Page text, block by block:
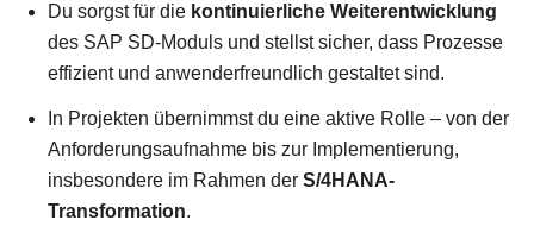
Du sorgst für die kontinuierliche Weiterentwicklung
des SAP SD-Moduls und stellst sicher, dass Prozesse
effizient und anwenderfreundlich gestaltet sind.
In Projekten übernimmst du eine aktive Rolle – von der
Anforderungsaufnahme bis zur Implementierung,
insbesondere im Rahmen der S/4HANA-
Transformation.